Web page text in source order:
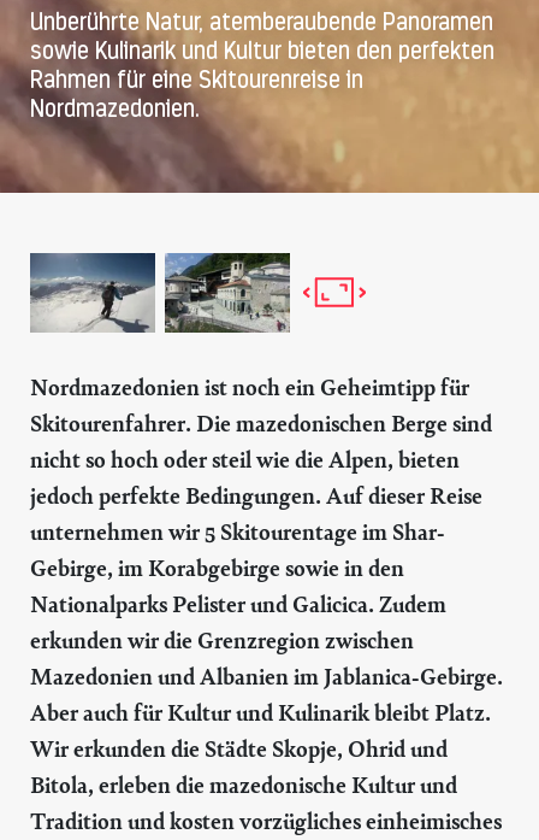
Unberührte Natur, atemberaubende Panoramen
sowie Kulinarik und Kultur bieten den perfekten
Rahmen für eine Skitourenreise in
Nordmazedonien.
Nordmazedonien ist noch ein Geheimtipp für
Skitourenfahrer. Die mazedonischen Berge sind
nicht so hoch oder steil wie die Alpen, bieten
jedoch perfekte Bedingungen. Auf dieser Reise
unternehmen wir 5 Skitourentage im Shar-
Gebirge, im Korabgebirge sowie in den
Nationalparks Pelister und Galicica. Zudem
erkunden wir die Grenzregion zwischen
Mazedonien und Albanien im Jablanica-Gebirge.
Aber auch für Kultur und Kulinarik bleibt Platz.
Wir erkunden die Städte Skopje, Ohrid und
Bitola, erleben die mazedonische Kultur und
Tradition und kosten vorzügliches einheimisches